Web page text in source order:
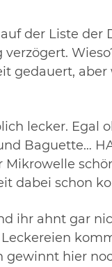
der Liste der
gedauert,
lecker. Egal
Baguette…
dabei schon
ihr ahnt gar
gewinnt hier